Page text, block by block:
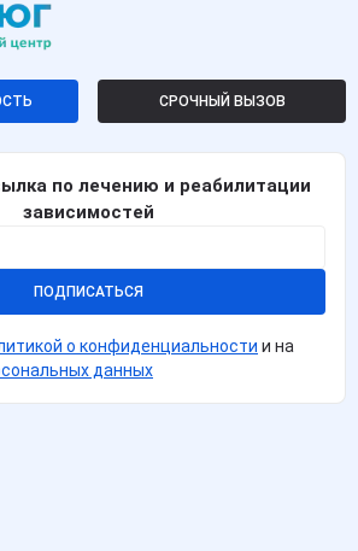
СРОЧНЫЙ ВЫЗОВ
по лечению и реабилитации
зависимостей
ПОДПИСАТЬСЯ
о конфиденциальности и на
данных